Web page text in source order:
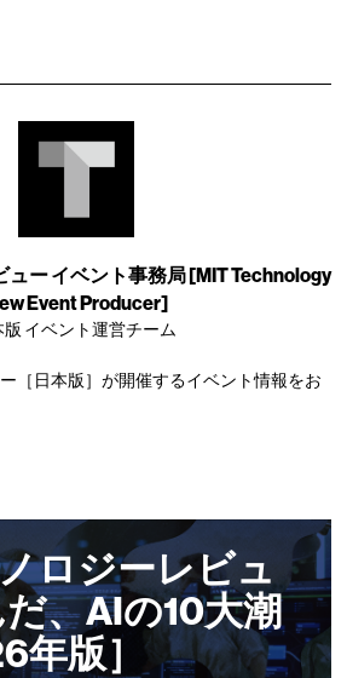
ー イベント事務局 [MIT Technology
Event Producer]
版 イベント運営チーム
［日本版］が開催するイベント情報をお
ロジーレビュ
、AIの10大潮
年版］